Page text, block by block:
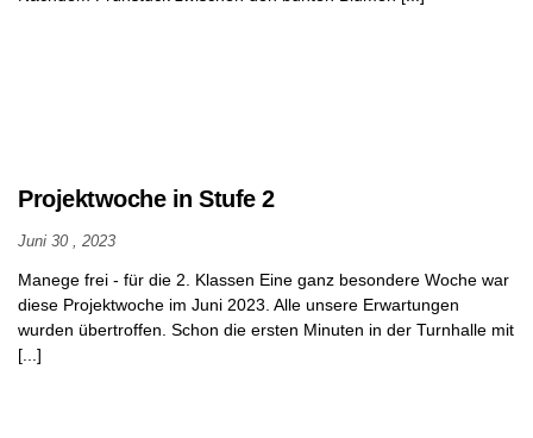
Projektwoche in Stufe 2
Juni 30 , 2023
Manege frei - für die 2. Klassen Eine ganz besondere Woche war
diese Projektwoche im Juni 2023. Alle unsere Erwartungen
wurden übertroffen. Schon die ersten Minuten in der Turnhalle mit
[...]